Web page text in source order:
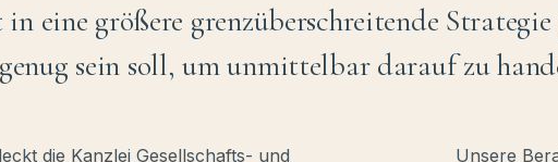
eine größere grenzüberschreitende Strategie
sein soll, um unmittelbar darauf zu
die Kanzlei Gesellschafts- und
Unsere